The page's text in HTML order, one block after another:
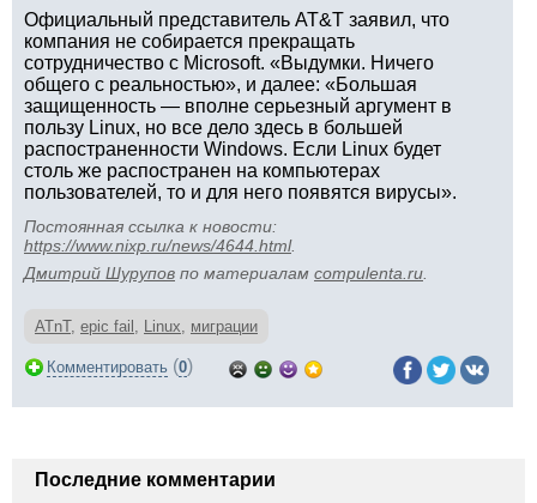
Официальный представитель AT&T заявил, что
компания не собирается прекращать
сотрудничество с Microsoft. «Выдумки. Ничего
общего с реальностью», и далее: «Большая
защищенность — вполне серьезный аргумент в
пользу Linux, но все дело здесь в большей
распостраненности Windows. Если Linux будет
столь же распостранен на компьютерах
пользователей, то и для него появятся вирусы».
Постоянная ссылка к новости:
https://www.nixp.ru/news/4644.html.
Дмитрий Шурупов по материалам compulenta.ru
ATnT, epic fail , Linux, миграции
Комментировать (0)
Последние комментарии